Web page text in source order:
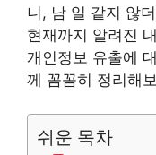
니, 남 일 같지 않
현재까지 알려진
개인정보 유출에
께 꼼꼼히 정리해
쉬운 목차